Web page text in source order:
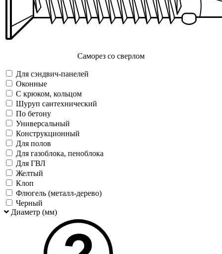
Саморез со сверлом
Для сэндвич-панелей
Оконные
С крюком, кольцом
Шуруп сантехнический
По бетону
Универсальный
Конструкционный
Для полов
Для газоблока, пеноблока
Для ГВЛ
Желтый
Клоп
Флюгель (металл-дерево)
Черный
Диаметр (мм)